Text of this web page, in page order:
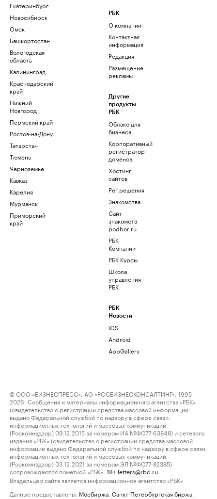
Екатеринбург
Новосибирск
Омск
Башкортостан
Вологодская
область
Калининград
Краснодарский
край
Нижний
Новгород
Пермский край
Ростов-на-Дону
Татарстан
Тюмень
Черноземье
Кавказ
Карелия
Мурманск
Приморский
край
РБК
О компании
Контактная
информация
Редакция
Размещение
рекламы
Другие
продукты
РБК
Облако для
бизнеса
Корпоративный
регистратор
доменов
Хостинг
сайтов
Рег.решения
Знакомства
Сайт
знакомств
podbor.ru
РБК
Компании
РБК Курсы
Школа
управления
РБК
РБК
Новости
iOS
Android
AppGallery
© ООО «БИЗНЕСПРЕСС», АО «РОСБИЗНЕСКОНСАЛТИНГ», 1995–
2026. Сообщения и материалы информационного агентства «РБК»
(свидетельство о регистрации средства массовой информации
выдано Федеральной службой по надзору в сфере связи,
информационных технологий и массовых коммуникаций
(Роскомнадзор) 09.12.2015 за номером ИА №ФС77-63848) и сетевого
издания «РБК» (свидетельство о регистрации средства массовой
информации выдано Федеральной службой по надзору в сфере связи,
информационных технологий и массовых коммуникаций
(Роскомнадзор) 03.12.2021 за номером ЭЛ №ФС77-82385)
сопровождаются пометкой «РБК».
18+ letters@rbc.ru
Владельцем сайта является информационное агентство «РБК».
Данные предоставлены: Мосбиржа Санкт-Петербургская биржа